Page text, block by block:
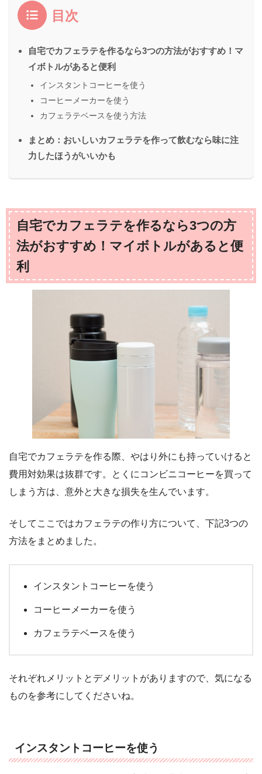
目次
自宅でカフェラテを作るなら3つの方法がおすすめ！マ
イボトルがあると便利
インスタントコーヒーを使う
コーヒーメーカーを使う
カフェラテベースを使う方法
まとめ：おいしいカフェラテを作って飲むなら味に注
力したほうがいいかも
自宅でカフェラテを作るなら3つの方
法がおすすめ！マイボトルがあると便
利
自宅でカフェラテを作る際、やはり外にも持っていけると
費用対効果は抜群です。とくにコンビニコーヒーを買って
しまう方は、意外と大きな損失を生んでいます。
そしてここではカフェラテの作り方について、下記3つの
方法をまとめました。
インスタントコーヒーを使う
コーヒーメーカーを使う
カフェラテベースを使う
それぞれメリットとデメリットがありますので、気になる
ものを参考にしてくださいね。
インスタントコーヒーを使う